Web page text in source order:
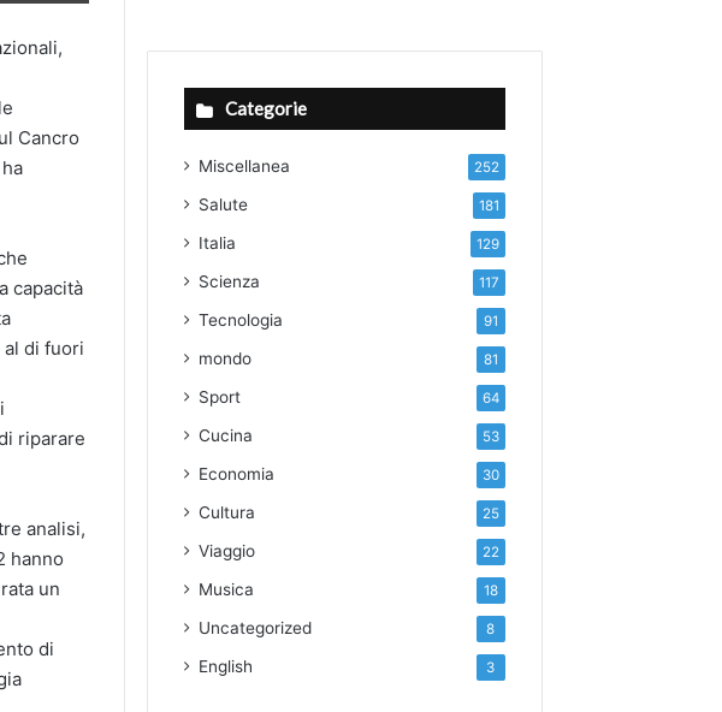
Cancro
capacità
di fuori
riparare
analisi,
hanno
un
di
Categorie
Miscellanea 252
Salute 181
Italia 129
Scienza 117
Tecnologia 91
mondo 81
Sport 64
Cucina 53
Economia 30
Cultura 25
Viaggio 22
Musica 18
Uncategorized 8
English 3